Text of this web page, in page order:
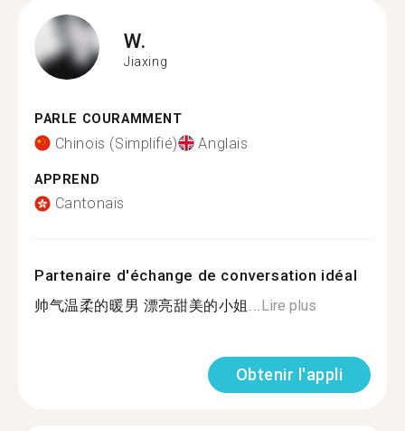
W.
Jiaxing
PARLE COURAMMENT
Chinois (Simplifié) Anglais
APPREND
Cantonais
Partenaire d'échange de conversation idéal
帅气温柔的暖男 漂亮甜美的小姐...Lire plus
Obtenir l'appli